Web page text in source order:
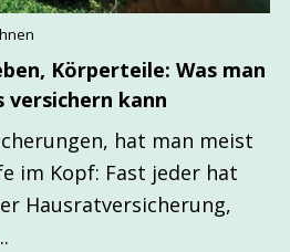
Körperteile: Was man
versichern kann
hat man meist
im Kopf: Fast jeder hat
Hausratversicherung,